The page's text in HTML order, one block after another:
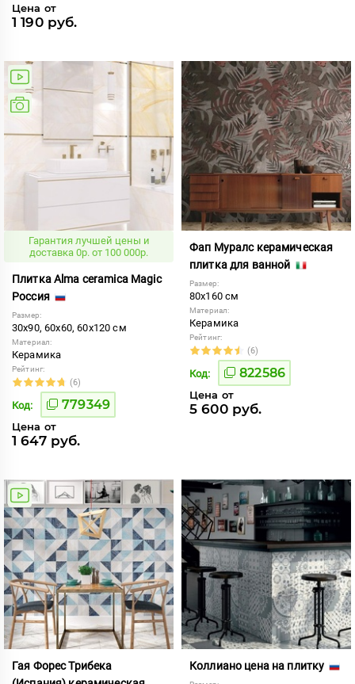
Цена от
1 190 руб.
Гарантия лучшей цены и
доставка 0р. от 100 000р.
Плитка Alma ceramica Magic
Россия
Размер:
30x90, 60x60, 60x120 см
Материал:
Керамика
Рейтинг:
(6)
Код: 779349
Цена от
1 647 руб.
Фап Муралс керамическая
плитка для ванной
Размер:
80x160 см
Материал:
Керамика
Рейтинг:
(6)
Код: 822586
Цена от
5 600 руб.
Гая Форес Трибека
Коллиано цена на плитку